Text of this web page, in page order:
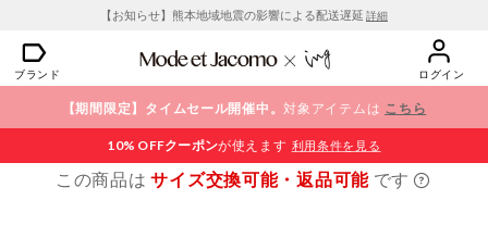
【お知らせ】熊本地域地震の影響による配送遅延 詳細
ブランド ログイン
【期間限定】タイムセール開催中。対象アイテムは こちら
10% OFFクーポンが使えます 利用条件を見る
この商品はサイズ交換可能・返品可能 です